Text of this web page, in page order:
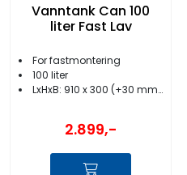
Vanntank Can 100
liter Fast Lav
For fastmontering
100 liter
LxHxB: 910 x 300 (+30 mm) x 410 mm
2.899,-